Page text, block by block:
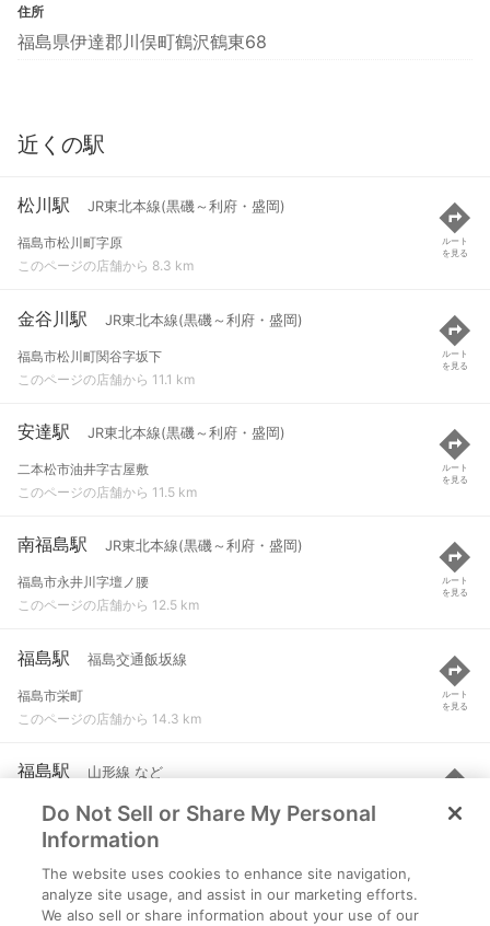
住所
福島県伊達郡川俣町鶴沢鶴東68
近くの駅
松川駅 JR東北本線(黒磯～利府・盛岡)
福島市松川町字原
このページの店舗から 8.3 km
ルート
を見る
金谷川駅 JR東北本線(黒磯～利府・盛岡)
福島市松川町関谷字坂下
このページの店舗から 11.1 km
ルート
を見る
安達駅 JR東北本線(黒磯～利府・盛岡)
二本松市油井字古屋敷
このページの店舗から 11.5 km
ルート
を見る
南福島駅 JR東北本線(黒磯～利府・盛岡)
福島市永井川字壇ノ腰
このページの店舗から 12.5 km
ルート
を見る
福島駅 福島交通飯坂線
福島市栄町
このページの店舗から 14.3 km
ルート
を見る
福島駅 山形線 など
福島市栄町
このページの店舗から 14.3 km
ルート
を見る
福島駅 阿武隈急行線
福島市栄町
Do Not Sell or Share My Personal
Information
The website uses cookies to enhance site navigation,
analyze site usage, and assist in our marketing efforts.
We also sell or share information about your use of our